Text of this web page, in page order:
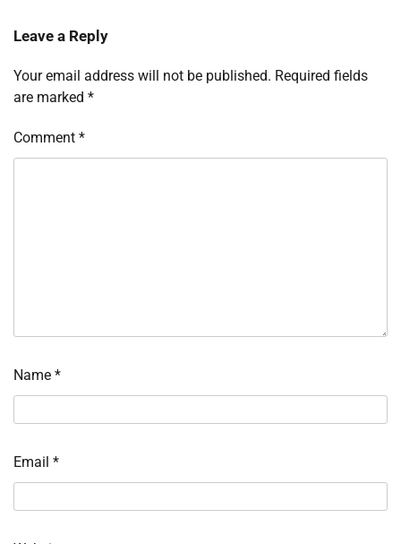
Leave a Reply
Your email address will not be published. Required fields
are marked *
Comment *
Name *
Email *